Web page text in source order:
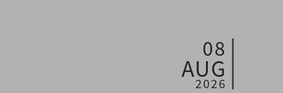
08
AUG
2026